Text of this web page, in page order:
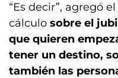
“Es decir”, agregó
cálculo sobre el
que quieren
tener un destino,
también las